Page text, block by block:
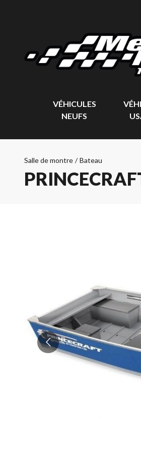
VÉHICULES
NEUFS
Salle de montre / Bateau